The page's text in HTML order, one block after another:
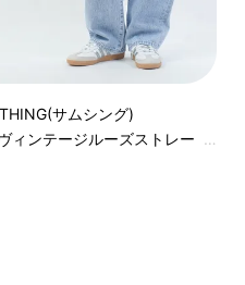
サムシング)
ィンテージルーズストレー